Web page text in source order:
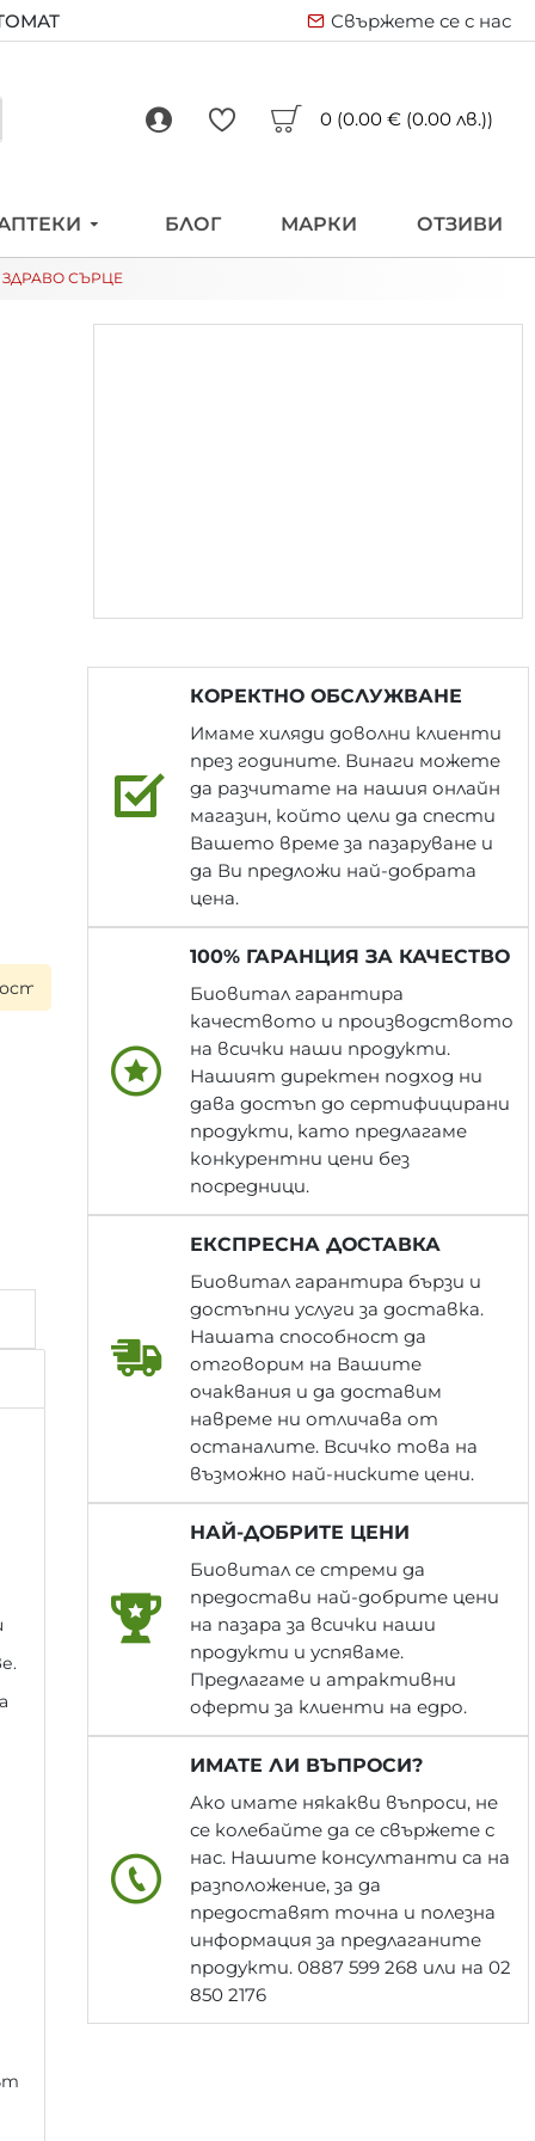
Свържете се с нас
0 (0.00 € (0.00 лв.))
БЛОГ МАРКИ ОТЗИВИ
ЗДРАВО СЪРЦЕ
следващия работен ден при поръчка до 17:00 ч. ▪
КОРЕКТНО ОБСЛУЖВАНЕ
Имаме хиляди доволни клиенти
през годините. Винаги можете
да разчитате на нашия онлайн
магазин, който цели да спести
Вашето време за пазаруване и
да Ви предложи най-добрата
цена.
100% ГАРАНЦИЯ ЗА КАЧЕСТВО
Биовитал гарантира
качеството и производството
на всички наши продукти.
Нашият директен подход ни
дава достъп до сертифицирани
продукти, като предлагаме
конкурентни цени без
посредници.
ЕКСПРЕСНА ДОСТАВКА
Биовитал гарантира бързи и
достъпни услуги за доставка.
Нашата способност да
отговорим на Вашите
очаквания и да доставим
навреме ни отличава от
останалите. Всичко това на
възможно най-ниските цени.
НАЙ-ДОБРИТЕ ЦЕНИ
Биовитал се стреми да
предостави най-добрите цени
на пазара за всички наши
продукти и успяваме.
Предлагаме и атрактивни
оферти за клиенти на едро.
ИМАТЕ ЛИ ВЪПРОСИ?
Ако имате някакви въпроси, не
се колебайте да се свържете с
нас. Нашите консултанти са на
разположение, за да
предоставят точна и полезна
информация за предлаганите
продукти. 0887 599 268 или на 02
850 2176